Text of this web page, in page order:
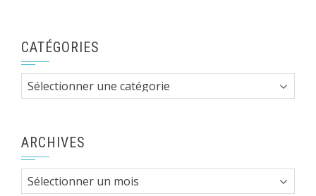
CATÉGORIES
Catégories
ARCHIVES
Archives